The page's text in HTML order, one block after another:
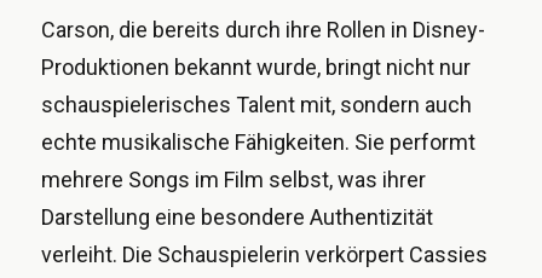
Carson, die bereits durch ihre Rollen in Disney-
Produktionen bekannt wurde, bringt nicht nur
schauspielerisches Talent mit, sondern auch
echte musikalische Fähigkeiten. Sie performt
mehrere Songs im Film selbst, was ihrer
Darstellung eine besondere Authentizität
verleiht. Die Schauspielerin verkörpert Cassies